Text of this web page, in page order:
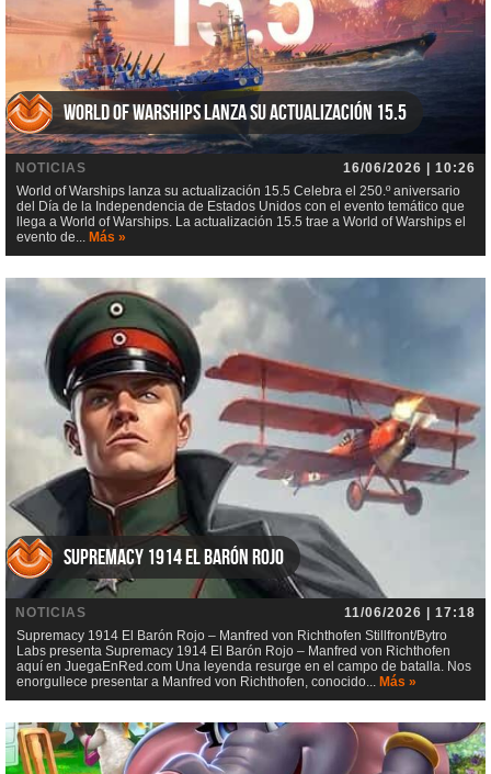
World of Warships lanza su actualización 15.5
NOTICIAS
16/06/2026 | 10:26
World of Warships lanza su actualización 15.5 Celebra el 250.º aniversario
del Día de la Independencia de Estados Unidos con el evento temático que
llega a World of Warships. La actualización 15.5 trae a World of Warships el
evento de... Más »
Supremacy 1914 El Barón Rojo
NOTICIAS
11/06/2026 | 17:18
Supremacy 1914 El Barón Rojo – Manfred von Richthofen Stillfront/Bytro
Labs presenta Supremacy 1914 El Barón Rojo – Manfred von Richthofen
aquí en JuegaEnRed.com Una leyenda resurge en el campo de batalla. Nos
enorgullece presentar a Manfred von Richthofen, conocido... Más »